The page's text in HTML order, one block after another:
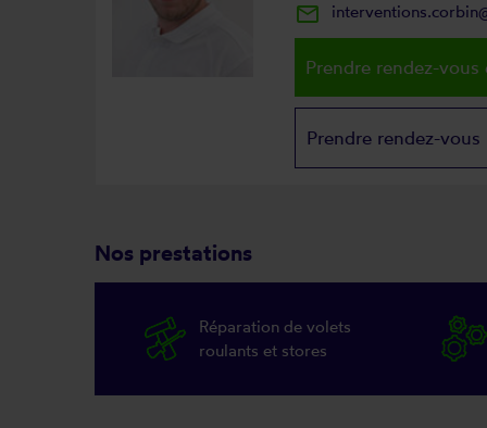
mail_outline
Prendre rendez-vous
Prendre rendez-vous
Nos prestations
Réparation de volets
roulants et stores